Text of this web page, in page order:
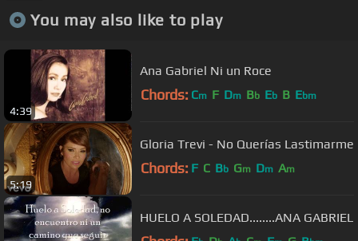
You may also like to play
4:39
Ana Gabriel Ni un Roce
Chords: Cm F Dm Bb Eb B Ebm
5:19
Gloria Trevi - No Querías Lastimarme
Chords: F C Bb Gm Dm Am
HUELO A SOLEDAD........ANA GABRIEL